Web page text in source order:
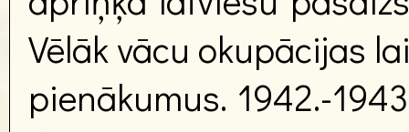
Vēlāk vācu okupācijas
pienākumus. 1942.-